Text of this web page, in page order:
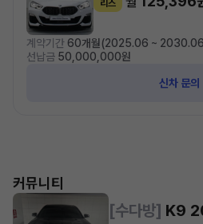
리스
계약기간 60개월(2025.06 ~
선납금 50,000,000원
신차 문의
커뮤니티
[수다방] K9